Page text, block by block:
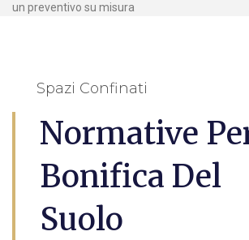
un preventivo su misura
Spazi Confinati
Normative
Bonifica Del
Suolo